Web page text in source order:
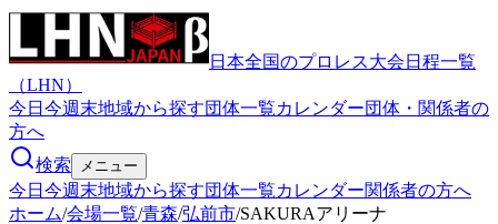
日本全国のプロレス大会日程一覧
（LHN）
今日 今週末地域から探す団体一覧カレンダー団体・関係者の
方へ
検索
メニュー
今日 今週末地域から探す団体一覧カレンダー関係者の方へ
ホーム/会場一覧/青森/弘前市/SAKURAアリーナ